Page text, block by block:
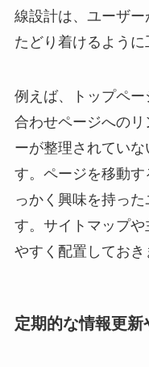
線設計は、ユーザ
たどり着けるように
例えば、トップペ
合わせページへの
ーが整理されてい
す。ページを移動
っかく興味を持っ
す。サイトマップ
やすく配置しておき
定期的な情報更